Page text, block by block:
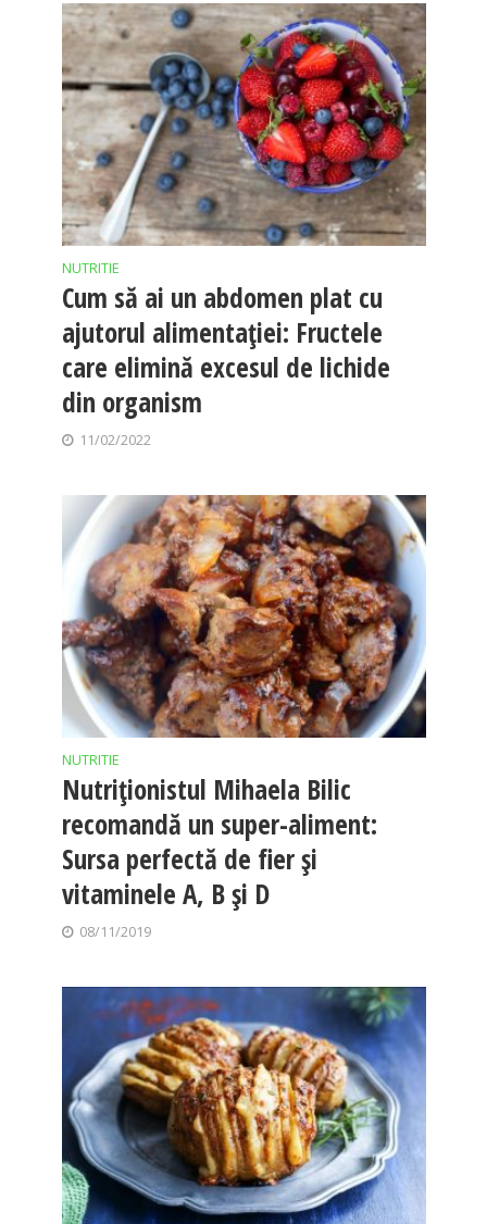
NUTRITIE
Cum să ai un abdomen plat cu
ajutorul alimentației: Fructele
care elimină excesul de lichide
din organism
11/02/2022
NUTRITIE
Nutriţionistul Mihaela Bilic
recomandă un super-aliment:
Sursa perfectă de fier şi
vitaminele A, B şi D
08/11/2019